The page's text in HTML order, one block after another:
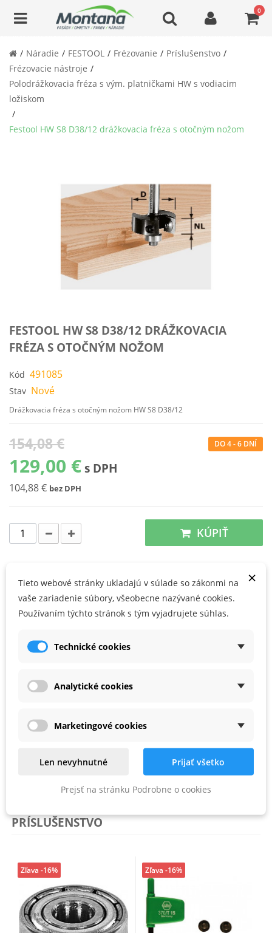
0
Náradie FESTOOL Frézovanie
Príslušenstvo
Frézovacie nástroje
Polodrážkovacia fréza s vým. platničkami HW s vodiacim
ložiskom
Festool HW S8 D38/12 drážkovacia fréza s otočným nožom
FESTOOL HW S8 D38/12 DRÁŽKOVACIA
FRÉZA S OTOČNÝM NOŽOM
Kód 491085
Stav Nové
Drážkovacia fréza s otočným nožom HW S8 D38/12
154,08 €
129,00 € s DPH
104,88 € bez DPH
DO 4 - 6 DNÍ
KÚPIŤ
Výmenou guľ. ložísk možno dosiahnuť hĺbku drážok 8,0 mm, 9,5
mm, 11 mm, 12,6 mm a 14,6 mm
, balenie pre samoobslužný predaj
PARAMETRE PRODUKTU
s (mm) 8
38
NL (mm)
53.7
PRÍSLUŠENSTVO
Zľava -16% Zľava -16%
×
Tieto webové stránky ukladajú v súlade so zákonmi na
vaše zariadenie súbory, všeobecne nazývané cookies.
Používaním týchto stránok s tým vyjadrujete súhlas.
Technické cookies
Analytické cookies
Marketingové cookies
Len nevyhnutné Prijať všetko
Prejsť na stránku Podrobne o cookies